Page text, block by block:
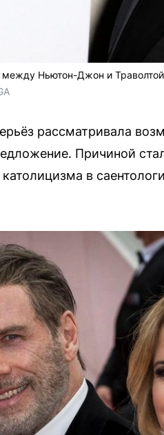
Ньютон-Джон и
рассматривала
Причиной
в